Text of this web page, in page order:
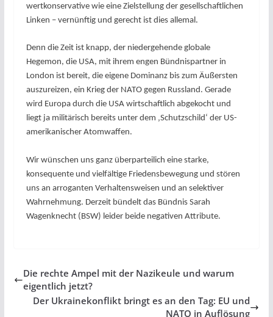
wertkonservative wie eine Zielstellung der gesellschaftlichen
Linken – vernünftig und gerecht ist dies allemal.
Denn die Zeit ist knapp, der niedergehende globale
Hegemon, die USA, mit ihrem engen Bündnispartner in
London ist bereit, die eigene Dominanz bis zum Äußersten
auszureizen, ein Krieg der NATO gegen Russland. Gerade
wird Europa durch die USA wirtschaftlich abgekocht und
liegt ja militärisch bereits unter dem ‚Schutzschild‘ der US-
amerikanischer Atomwaffen.
Wir wünschen uns ganz überparteilich eine starke,
konsequente und vielfältige Friedensbewegung und stören
uns an arroganten Verhaltensweisen und an selektiver
Wahrnehmung. Derzeit bündelt das Bündnis Sarah
Wagenknecht (BSW) leider beide negativen Attribute.
Die rechte Ampel mit der Nazikeule und warum
eigentlich jetzt?
Der Ukrainekonflikt bringt es an den Tag: EU und
NATO in Auflösung